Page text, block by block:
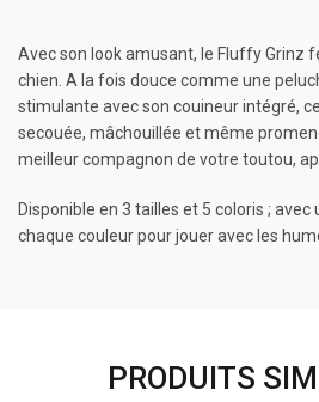
Avec son look amusant, le Fluffy Grinz
chien. A la fois douce comme une
stimulante avec son couineur intégré,
secouée, mâchouillée et même
meilleur compagnon de votre toutou,
Disponible en 3 tailles et 5 coloris ;
chaque couleur pour jouer avec les
PRODUITS